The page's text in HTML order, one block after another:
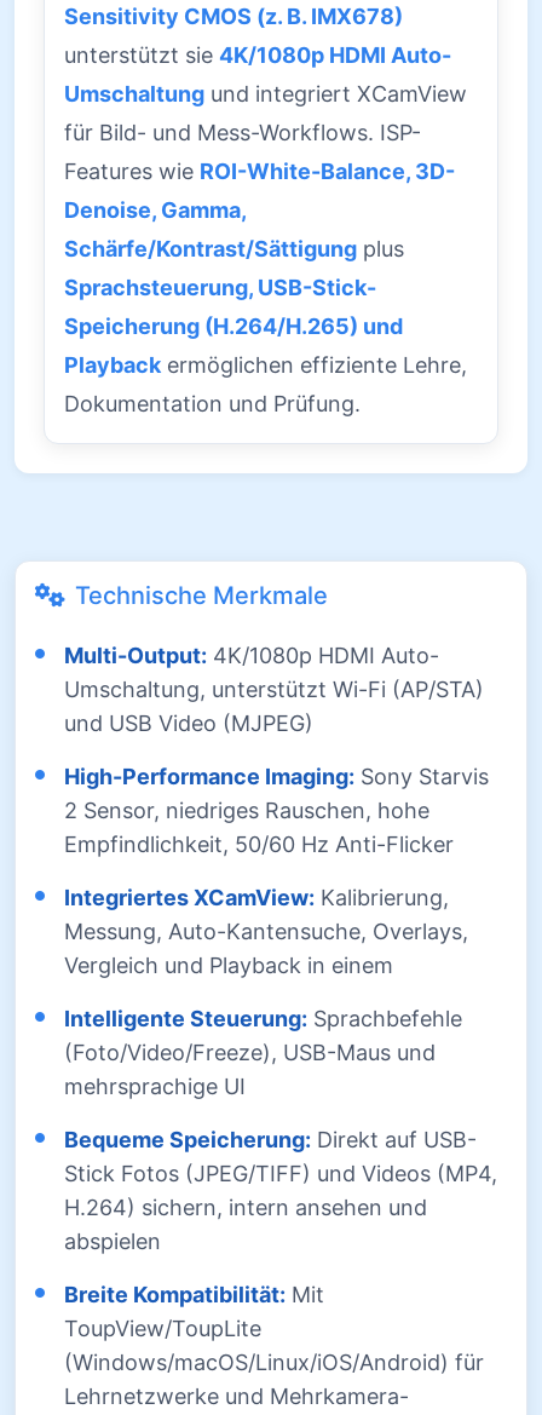
Sensitivity CMOS (z. B. IMX678)
unterstützt sie 4K/1080p HDMI Auto-
Umschaltung und integriert XCamView
für Bild- und Mess-Workflows. ISP-
Features wie ROI-White-Balance, 3D-
Denoise, Gamma,
Schärfe/Kontrast/Sättigung plus
Sprachsteuerung, USB-Stick-
Speicherung (H.264/H.265) und
Playback ermöglichen effiziente Lehre,
Dokumentation und Prüfung.
Technische Merkmale
Multi-Output: 4K/1080p HDMI Auto-
Umschaltung, unterstützt Wi-Fi (AP/STA)
und USB Video (MJPEG)
High-Performance Imaging: Sony Starvis
2 Sensor, niedriges Rauschen, hohe
Empfindlichkeit, 50/60 Hz Anti-Flicker
Integriertes XCamView: Kalibrierung,
Messung, Auto-Kantensuche, Overlays,
Vergleich und Playback in einem
Intelligente Steuerung: Sprachbefehle
(Foto/Video/Freeze), USB-Maus und
mehrsprachige UI
Bequeme Speicherung: Direkt auf USB-
Stick Fotos (JPEG/TIFF) und Videos (MP4,
H.264) sichern, intern ansehen und
abspielen
Breite Kompatibilität: Mit
ToupView/ToupLite
(Windows/macOS/Linux/iOS/Android) für
Lehrnetzwerke und Mehrkamera-